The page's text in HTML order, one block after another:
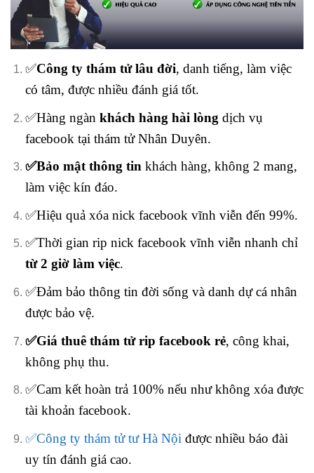
✅Công ty thám tử lâu đời, danh tiếng, làm việc
có tâm, được nhiều đánh giá tốt.
✅Hàng ngàn khách hàng hài lòng dịch vụ
facebook tại thám tử Nhân Duyên.
✅Bảo mật thông tin khách hàng, không 2 mang,
làm việc kín đáo.
✅Hiệu quả xóa nick facebook vĩnh viễn đến 99%.
✅Thời gian rip nick facebook vĩnh viễn nhanh chỉ
từ 2 giờ làm việc.
✅Đảm bảo thông tin đời sống và danh dự cá nhân
được bảo vệ.
✅Giá thuê thám tử rip facebook rẻ, công khai,
không phụ thu.
✅Cam kết hoàn trả 100% nếu như không xóa được
tài khoản facebook.
✅Công ty thám tử tư Hà Nội được nhiều báo đài
uy tín đánh giá cao.